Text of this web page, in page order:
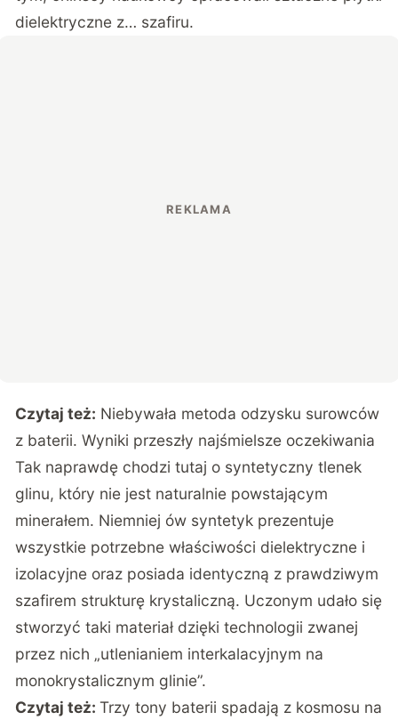
dielektryczne z… szafiru.
Czytaj też: Niebywała metoda odzysku surowców
z baterii. Wyniki przeszły najśmielsze oczekiwania
Tak naprawdę chodzi tutaj o syntetyczny tlenek
glinu, który nie jest naturalnie powstającym
minerałem. Niemniej ów syntetyk prezentuje
wszystkie potrzebne właściwości dielektryczne i
izolacyjne oraz posiada identyczną z prawdziwym
szafirem strukturę krystaliczną. Uczonym udało się
stworzyć taki materiał dzięki technologii zwanej
przez nich „utlenianiem interkalacyjnym na
monokrystalicznym glinie”.
Czytaj też:Trzy tony baterii spadają z kosmosu na